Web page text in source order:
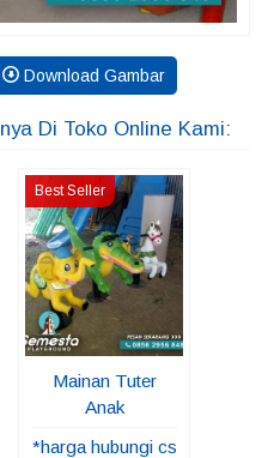
Download Gambar
Di Toko Online Kami:
Best Seller
Mainan Tuter
Anak
*harga hubungi cs